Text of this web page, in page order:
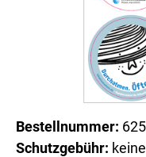
Bestellnummer:
Schutzgebühr: keine